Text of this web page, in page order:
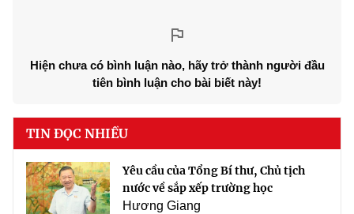
Hiện chưa có bình luận nào, hãy trở thành người đầu
tiên bình luận cho bài biết này!
TIN ĐỌC NHIỀU
Yêu cầu của Tổng Bí thư, Chủ tịch
nước về sắp xếp trường học
Hương Giang